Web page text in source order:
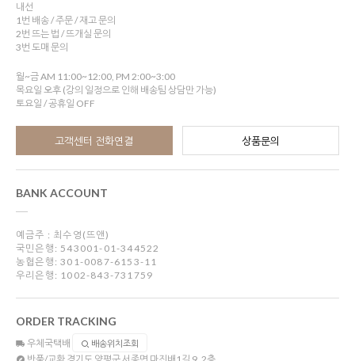
내선
1번 배송 / 주문 / 재고 문의
2번 뜨는 법 / 뜨개실 문의
3번 도매 문의
월~금 AM 11:00~12:00, PM 2:00~3:00
목요일 오후 (강의 일정으로 인해 배송팀 상담만 가능)
토요일 / 공휴일 OFF
고객센터 전화연결 상품문의
BANK ACCOUNT
예금주 : 최수영(뜨앤)
국민은행: 543001-01-344522
농협은행: 301-0087-6153-11
우리은행: 1002-843-731759
ORDER TRACKING
우체국택배 배송위치조회